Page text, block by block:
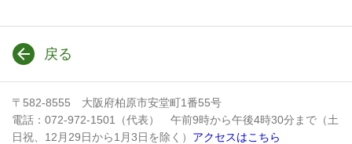
戻る
〒582-8555 大阪府柏原市安堂町1番55号
電話：072-972-1501（代表） 午前9時から午後4時30分まで（土
日祝、12月29日から1月3日を除く） アクセスはこちら